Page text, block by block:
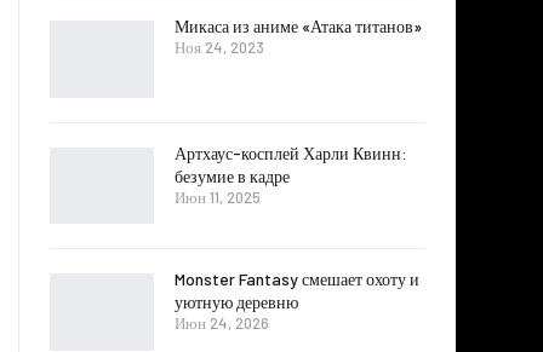
Микаса из аниме «Атака титанов»
Ноя 24, 2023
Артхаус-косплей Харли Квинн:
безумие в кадре
Июн 11, 2025
Monster Fantasy смешает охоту и
уютную деревню
Июн 24, 2026